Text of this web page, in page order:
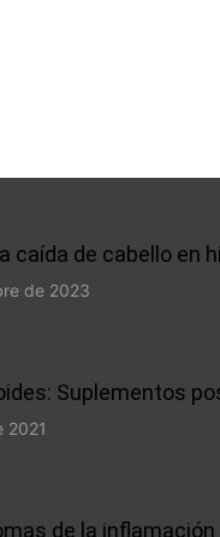
caída de cabello en
de 2023
Suplementos
2021
de la